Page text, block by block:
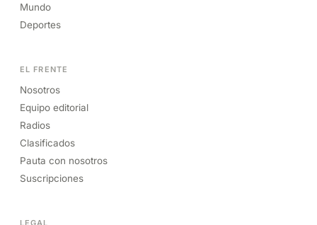
Mundo
Deportes
EL FRENTE
Nosotros
Equipo editorial
Radios
Clasificados
Pauta con nosotros
Suscripciones
LEGAL